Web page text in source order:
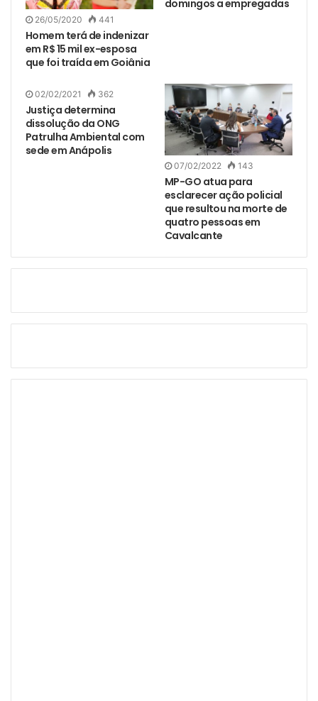
26/05/2020 441
Homem terá de indenizar
em R$ 15 mil ex-esposa
que foi traída em Goiânia
domingos a empregadas
02/02/2021 362
Justiça determina
dissolução da ONG
Patrulha Ambiental com
sede em Anápolis
07/02/2022 143
MP-GO atua para
esclarecer ação policial
que resultou na morte de
quatro pessoas em
Cavalcante